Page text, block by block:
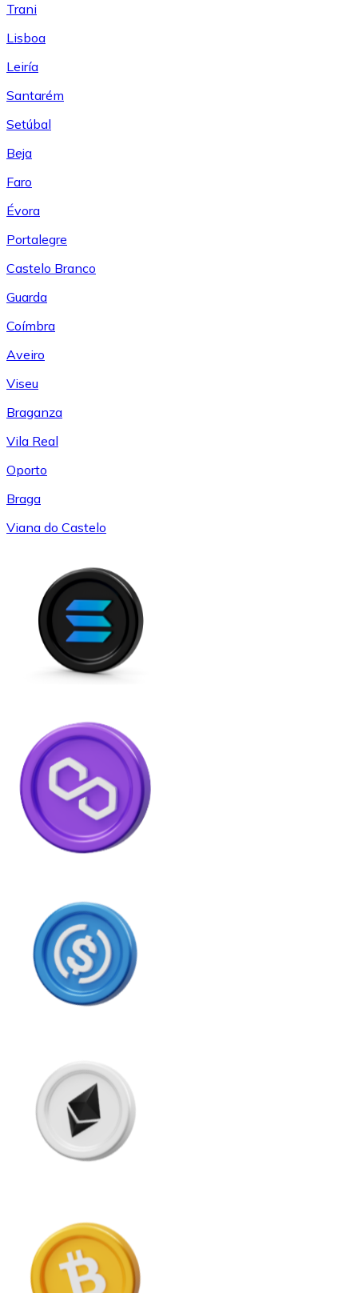
Trani
Lisboa
Leiría
Santarém
Setúbal
Beja
Faro
Évora
Portalegre
Castelo Branco
Guarda
Coímbra
Aveiro
Viseu
Braganza
Vila Real
Oporto
Braga
Viana do Castelo